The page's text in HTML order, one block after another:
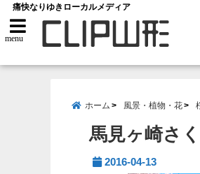
痛快なりゆきローカルメディア
menu
ホーム 風景・植物・花
馬見ヶ崎さ
2016-04-13